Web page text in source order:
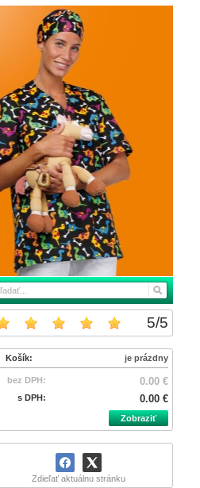
5/5
Košík: je prázdny
bez DPH: 0.00 €
s DPH: 0.00 €
Zobraziť
Zdieľať aktuálnu stránku